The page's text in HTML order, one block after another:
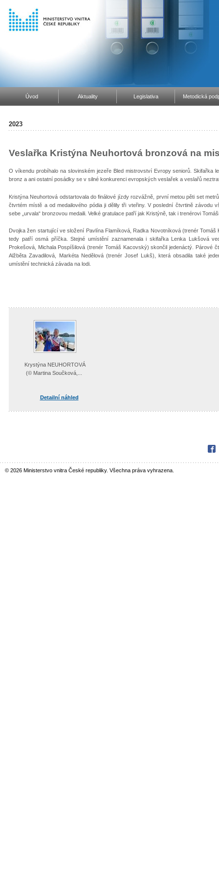
Úvod Aktuality Legislativa Metodická
2023
Veslařka Kristýna Neuhortová bronzová na
O víkendu probíhalo na slovinském jezeře Bled mistrovství Evropy seniorů. Skifařka
bronz a ani ostatní posádky se v silné konkurenci evropských veslařek a veslařů
Kristýna Neuhortová odstartovala do finálové jízdy rozvážně, první metou pěti set
čtvrtém místě a od medailového pódia ji dělily tři vteřiny. V poslední čtvrtině závodu
sebe „urvala“ bronzovou medaili. Velké gratulace patří jak Kristýně, tak i trenérovi
Dvojka žen startující ve složení Pavlína Flamíková, Radka Novotníková (trenér
tedy patří osmá příčka. Stejné umístění zaznamenala i skifařka Lenka Lukšová
Prokešová, Michala Pospíšilová (trenér Tomáš Kacovský) skončil jedenáctý. Párové
Alžběta Zavadilová, Markéta Nedělová (trenér Josef Lukš), která obsadila také
umístění technická závada na lodi.
Krystýna NEUHORTOVÁ
(© Martina Součková,...
Detailní náhled
© 2026 Ministerstvo vnitra České republiky. Všechna práva vyhrazena.